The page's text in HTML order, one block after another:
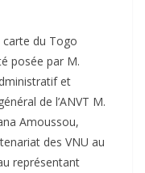
carte du Togo
posée par M.
et
de l’ANVT M.
Amoussou,
des VNU au
représentant